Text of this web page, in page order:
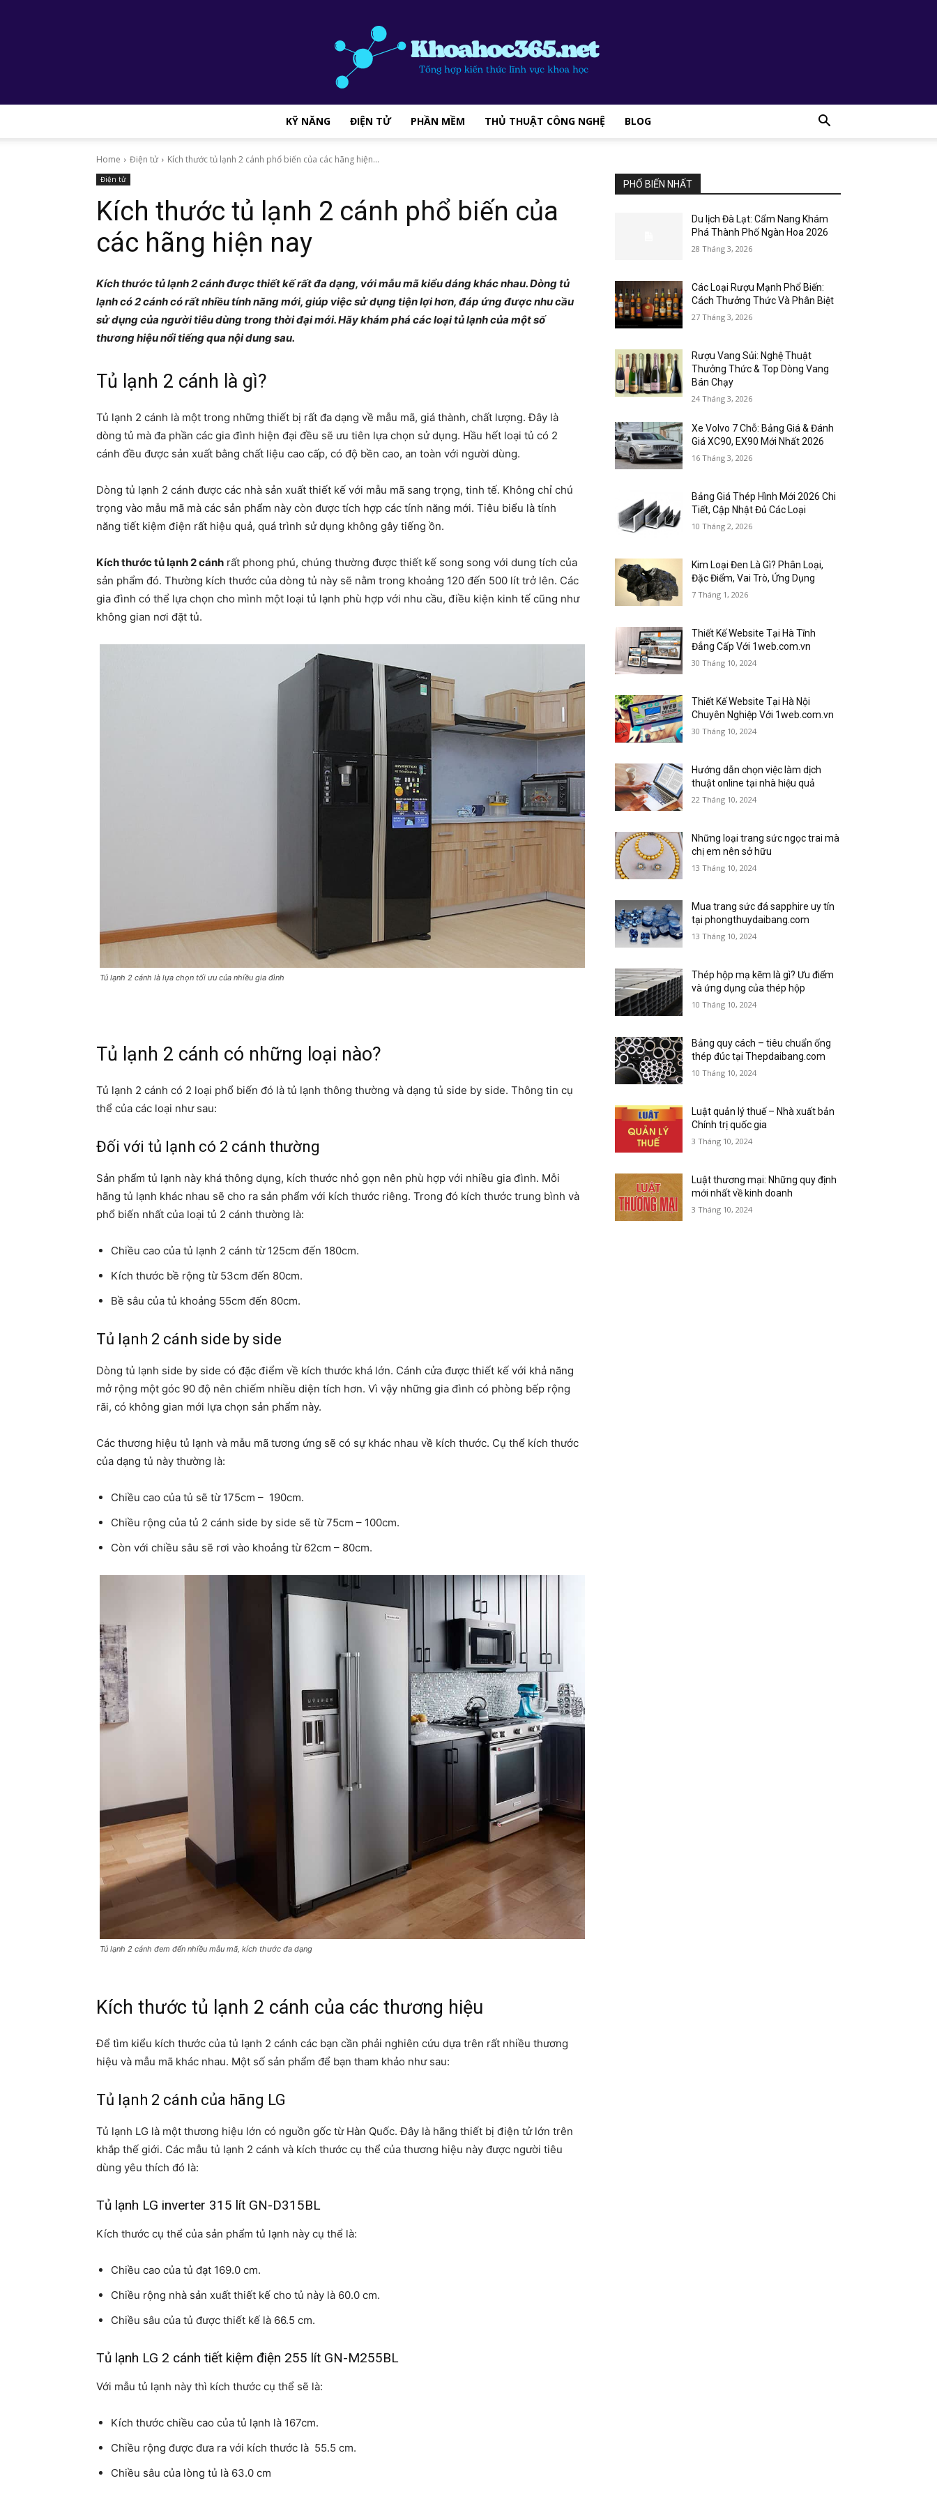
hợp
kiến
thức
khoa
KỸ NĂNG ĐIỆN TỬ PHẦN MỀM THỦ THUẬT CÔNG NGHỆ BLOG
Home Điện tử Kích thước tủ lạnh 2 cánh phổ biến của các hãng hiện...
Điện tử
Kích thước tủ lạnh 2 cánh phổ biến của
các hãng hiện nay
Kích thước tủ lạnh 2 cánh được thiết kế rất đa dạng, với mẫu mã kiểu dáng khác nhau. Dòng tủ
lạnh có 2 cánh có rất nhiều tính năng mới, giúp việc sử dụng tiện lợi hơn, đáp ứng được nhu cầu
sử dụng của người tiêu dùng trong thời đại mới. Hãy khám phá các loại tủ lạnh của một số
thương hiệu nổi tiếng qua nội dung sau.
Tủ lạnh 2 cánh là gì?
Tủ lạnh 2 cánh là một trong những thiết bị rất đa dạng về mẫu mã, giá thành, chất lượng. Đây là
dòng tủ mà đa phần các gia đình hiện đại đều sẽ ưu tiên lựa chọn sử dụng. Hầu hết loại tủ có 2
cánh đều được sản xuất bằng chất liệu cao cấp, có độ bền cao, an toàn với người dùng.
Dòng tủ lạnh 2 cánh được các nhà sản xuất thiết kế với mẫu mã sang trọng, tinh tế. Không chỉ chú
trọng vào mẫu mã mà các sản phẩm này còn được tích hợp các tính năng mới. Tiêu biểu là tính
năng tiết kiệm điện rất hiệu quả, quá trình sử dụng không gây tiếng ồn.
Kích thước tủ lạnh 2 cánh rất phong phú, chúng thường được thiết kế song song với dung tích của
sản phẩm đó. Thường kích thước của dòng tủ này sẽ nằm trong khoảng 120 đến 500 lít trở lên. Các
gia đình có thể lựa chọn cho mình một loại tủ lạnh phù hợp với nhu cầu, điều kiện kinh tế cũng như
không gian nơi đặt tủ.
Tủ lạnh 2 cánh là lựa chọn tối ưu của nhiều gia đình
Tủ lạnh 2 cánh có những loại nào?
Tủ lạnh 2 cánh có 2 loại phổ biến đó là tủ lạnh thông thường và dạng tủ side by side. Thông tin cụ
thể của các loại như sau:
Đối với tủ lạnh có 2 cánh thường
Sản phẩm tủ lạnh này khá thông dụng, kích thước nhỏ gọn nên phù hợp với nhiều gia đình. Mỗi
hãng tủ lạnh khác nhau sẽ cho ra sản phẩm với kích thước riêng. Trong đó kích thước trung bình và
phổ biến nhất của loại tủ 2 cánh thường là:
Chiều cao của tủ lạnh 2 cánh từ 125cm đến 180cm.
Kích thước bề rộng từ 53cm đến 80cm.
Bề sâu của tủ khoảng 55cm đến 80cm.
Tủ lạnh 2 cánh side by side
Dòng tủ lạnh side by side có đặc điểm về kích thước khá lớn. Cánh cửa được thiết kế với khả năng
mở rộng một góc 90 độ nên chiếm nhiều diện tích hơn. Vì vậy những gia đình có phòng bếp rộng
rãi, có không gian mới lựa chọn sản phẩm này.
Các thương hiệu tủ lạnh và mẫu mã tương ứng sẽ có sự khác nhau về kích thước. Cụ thể kích thước
của dạng tủ này thường là:
Chiều cao của tủ sẽ từ 175cm – 190cm.
Chiều rộng của tủ 2 cánh side by side sẽ từ 75cm – 100cm.
Còn với chiều sâu sẽ rơi vào khoảng từ 62cm – 80cm.
Tủ lạnh 2 cánh đem đến nhiều mẫu mã, kích thước đa dạng
Kích thước tủ lạnh 2 cánh của các thương hiệu
Để tìm kiểu kích thước của tủ lạnh 2 cánh các bạn cần phải nghiên cứu dựa trên rất nhiều thương
hiệu và mẫu mã khác nhau. Một số sản phẩm để bạn tham khảo như sau:
Tủ lạnh 2 cánh của hãng LG
Tủ lạnh LG là một thương hiệu lớn có nguồn gốc từ Hàn Quốc. Đây là hãng thiết bị điện tử lớn trên
khắp thế giới. Các mẫu tủ lạnh 2 cánh và kích thước cụ thể của thương hiệu này được người tiêu
dùng yêu thích đó là:
Tủ lạnh LG inverter 315 lít GN-D315BL
Kích thước cụ thể của sản phẩm tủ lạnh này cụ thể là:
Chiều cao của tủ đạt 169.0 cm.
Chiều rộng nhà sản xuất thiết kế cho tủ này là 60.0 cm.
Chiều sâu của tủ được thiết kế là 66.5 cm.
Tủ lạnh LG 2 cánh tiết kiệm điện 255 lít GN-M255BL
Với mẫu tủ lạnh này thì kích thước cụ thể sẽ là:
Kích thước chiều cao của tủ lạnh là 167cm.
Chiều rộng được đưa ra với kích thước là 55.5 cm.
Chiều sâu của lòng tủ là 63.0 cm
PHỔ BIẾN NHẤT
Du lịch Đà Lạt: Cẩm Nang Khám
Phá Thành Phố Ngàn Hoa 2026
28 Tháng 3, 2026
Các Loại Rượu Mạnh Phổ Biến:
Cách Thưởng Thức Và Phân Biệt
27 Tháng 3, 2026
Rượu Vang Sủi: Nghệ Thuật
Thưởng Thức & Top Dòng Vang
Bán Chạy
24 Tháng 3, 2026
Xe Volvo 7 Chỗ: Bảng Giá & Đánh
Giá XC90, EX90 Mới Nhất 2026
16 Tháng 3, 2026
Bảng Giá Thép Hình Mới 2026 Chi
Tiết, Cập Nhật Đủ Các Loại
10 Tháng 2, 2026
Kim Loại Đen Là Gì? Phân Loại,
Đặc Điểm, Vai Trò, Ứng Dụng
7 Tháng 1, 2026
Thiết Kế Website Tại Hà Tĩnh
Đẳng Cấp Với 1web.com.vn
30 Tháng 10, 2024
Thiết Kế Website Tại Hà Nội
Chuyên Nghiệp Với 1web.com.vn
30 Tháng 10, 2024
Hướng dẫn chọn việc làm dịch
thuật online tại nhà hiệu quả
22 Tháng 10, 2024
Những loại trang sức ngọc trai mà
chị em nên sở hữu
13 Tháng 10, 2024
Mua trang sức đá sapphire uy tín
tại phongthuydaibang.com
13 Tháng 10, 2024
Thép hộp mạ kẽm là gì? Ưu điểm
và ứng dụng của thép hộp
10 Tháng 10, 2024
Bảng quy cách – tiêu chuẩn ống
thép đúc tại Thepdaibang.com
10 Tháng 10, 2024
Luật quản lý thuế – Nhà xuất bản
Chính trị quốc gia
3 Tháng 10, 2024
Luật thương mại: Những quy định
mới nhất về kinh doanh
3 Tháng 10, 2024